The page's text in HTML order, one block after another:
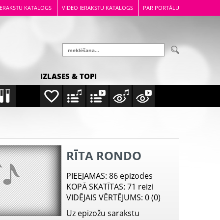
KATALOGS VIDEO IERAKSTU KATALOGS PAR PORTĀLU
IZLASES & TOPI
RĪTA RONDO
PIEEJAMAS: 86 epizodes
KOPĀ SKATĪTAS: 71 reizi
VIDĒJAIS VĒRTĒJUMS: 0 (0)
Uz epizožu sarakstu